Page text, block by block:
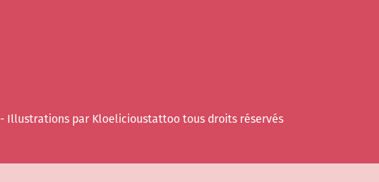
- Illustrations par Kloelicioustattoo tous droits réservés